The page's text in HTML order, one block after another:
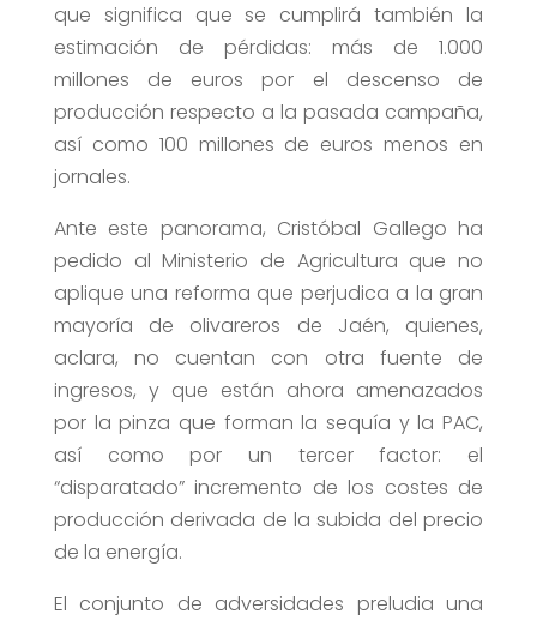
que significa que se cumplirá también la
estimación de pérdidas: más de 1.000
millones de euros por el descenso de
producción respecto a la pasada campaña,
así como 100 millones de euros menos en
jornales.
Ante este panorama, Cristóbal Gallego ha
pedido al Ministerio de Agricultura que no
aplique una reforma que perjudica a la gran
mayoría de olivareros de Jaén, quienes,
aclara, no cuentan con otra fuente de
ingresos, y que están ahora amenazados
por la pinza que forman la sequía y la PAC,
así como por un tercer factor: el
“disparatado” incremento de los costes de
producción derivada de la subida del precio
de la energía.
El conjunto de adversidades preludia una